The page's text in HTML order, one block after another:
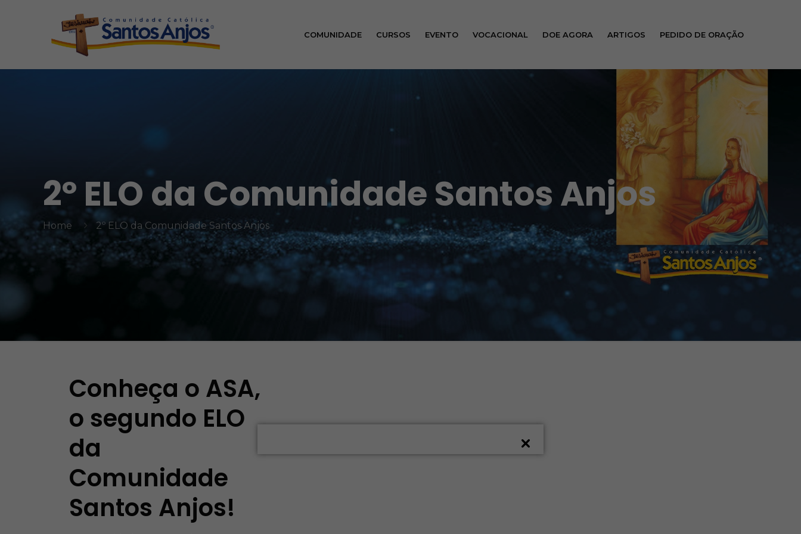
COMUNIDADE CURSOS EVENTO VOCACIONAL DOE AGORA ARTIGOS PEDIDO DE ORAÇÃO
2º ELO da Comunidade Santos Anjos
Home 2º ELO da Comunidade Santos Anjos
Conheça o ASA,
o segundo ELO
da
Comunidade
Santos Anjos!